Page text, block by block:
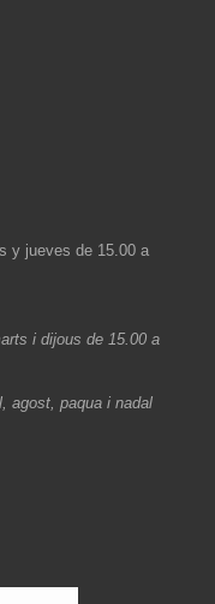
y jueves de 15.00 a
i dijous de 15.00 a
agost, paqua i nadal